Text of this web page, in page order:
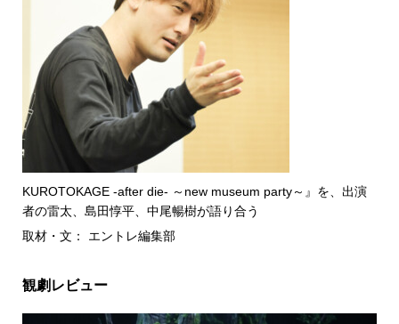
KUROTOKAGE -after die- ～new museum party～』を、出演
者の雷太、島田惇平、中尾暢樹が語り合う
取材・文： エントレ編集部
観劇レビュー